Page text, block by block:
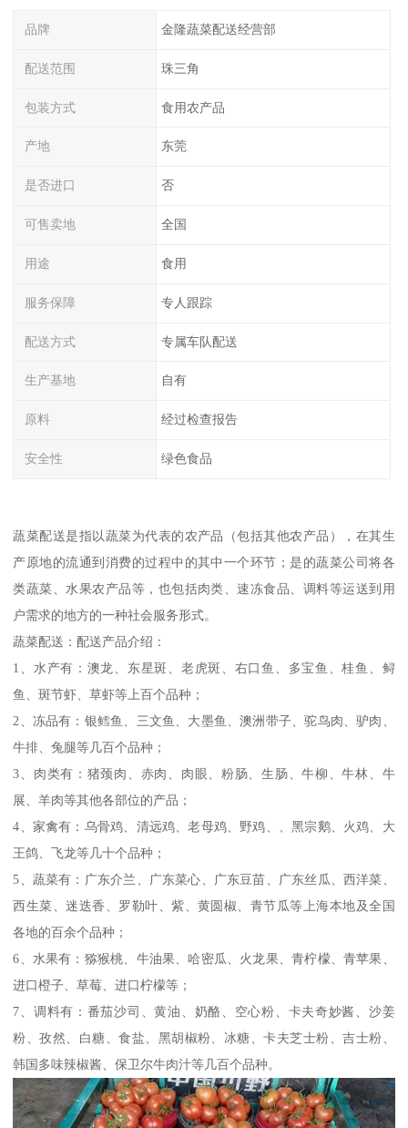
品牌 金隆蔬菜配送经营部
配送范围 珠三角
包装方式 食用农产品
产地 东莞
是否进口 否
可售卖地 全国
用途 食用
服务保障 专人跟踪
配送方式 专属车队配送
生产基地 自有
原料 经过检查报告
安全性 绿色食品
蔬菜配送是指以蔬菜为代表的农产品（包括其他农产品），在其生
产原地的流通到消费的过程中的其中一个环节；是的蔬菜公司将各
类蔬菜、水果农产品等，也包括肉类、速冻食品、调料等运送到用
户需求的地方的一种社会服务形式。
蔬菜配送：配送产品介绍：
1、水产有：澳龙、东星斑、老虎斑、右口鱼、多宝鱼、桂鱼、鲟
鱼、斑节虾、草虾等上百个品种；
2、冻品有：银鳕鱼、三文鱼、大墨鱼、澳洲带子、驼鸟肉、驴肉、
牛排、兔腿等几百个品种；
3、肉类有：猪颈肉、赤肉、肉眼、粉肠、生肠、牛柳、牛林、牛
展、羊肉等其他各部位的产品；
4、家禽有：乌骨鸡、清远鸡、老母鸡、野鸡、、黑宗鹅、火鸡、大
王鸽、飞龙等几十个品种；
5、蔬菜有：广东介兰、广东菜心、广东豆苗、广东丝瓜、西洋菜、
西生菜、迷迭香、罗勒叶、紫、黄圆椒、青节瓜等上海本地及全国
各地的百余个品种；
6、水果有：猕猴桃、牛油果、哈密瓜、火龙果、青柠檬、青苹果、
进口橙子、草莓、进口柠檬等；
7、调料有：番茄沙司、黄油、奶酪、空心粉、卡夫奇妙酱、沙姜
粉、孜然、白糖、食盐、黑胡椒粉、冰糖、卡夫芝士粉、吉士粉、
韩国多味辣椒酱、保卫尔牛肉汁等几百个品种。